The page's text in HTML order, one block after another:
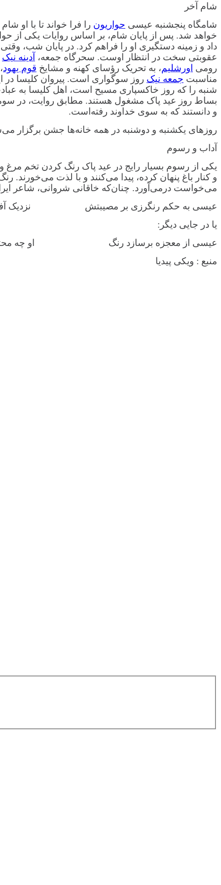
شام آخر
شامگاه پنجشنبه عیسی حواریون را فرا خواند تا با او
خواهد شد. پس از پایان شام، بر اساس روایات یکی از
داد و زمینه دستگیری او را فراهم کرد. در پایان شب،
عقوبتی سخت در انتظار اوست. سحرگاه جمعه، آدینه نیک
رومی اورشلیم، به تحریک رؤسای کهنه و مشایخ قوم یهود
مناسبت جمعه نیک روز سوگواری است. پیروان کلیسا
شنبه را که روز خاکسپاری مسیح است، اهل کلیسا به
بساط روز عید پاک مشغول هستند. مطابق روایت، در
و دانستند که به سوی خداوند رفته‌است.
روزهای یکشنبه و دوشنبه در همه خانه‌ها جشن برگزار
آداب و رسوم
یکی از رسوم بسیار رایج در عید پاک رنگ کردن تخم مرغ
و کنار باغ پنهان کرده، پیدا می‌کنند و با لذت
می‌خواست درمی‌آورد. چنان‌که خاقانی شروانی، شاعر
عیسی به حکم رنگرزی بر مصیبتش نزدیک
یا در جایی دیگر:
عیسی از معجزه برسازد رنگ او چه محتاج
منبع : ویکی پیدیا